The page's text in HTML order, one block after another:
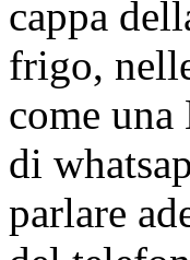
cappa
frigo,
come una
di
parlare